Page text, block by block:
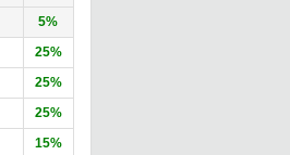
5%
25%
25%
25%
15%